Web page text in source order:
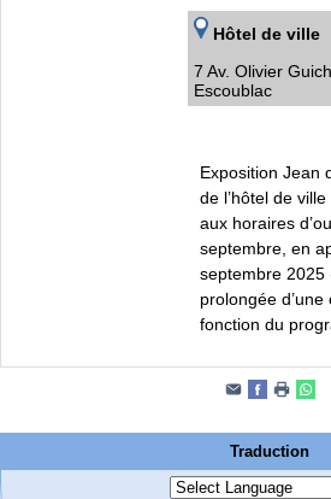
Hôtel de ville
7 Av. Olivier
Escoublac
Exposition Jean
de l’hôtel de
aux horaires
septembre, en
septembre 2025
prolongée
fonction du
Traduction